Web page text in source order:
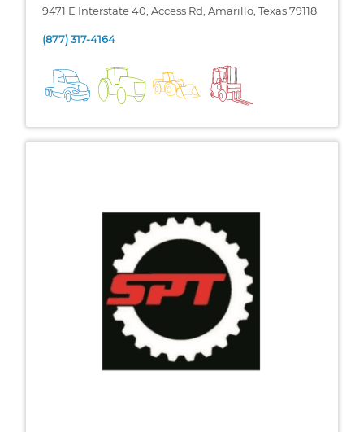
9471 E Interstate 40, Access Rd, Amarillo, Texas 79118
(877) 317-4164